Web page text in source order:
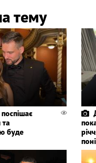
тему
та
буде
поні